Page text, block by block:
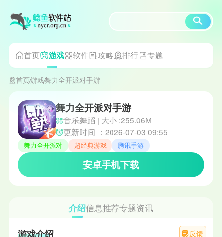
首页 游戏 软件 攻略 排行 专题
首页游戏舞力全开派对手游
舞力全开派对手游
音乐舞蹈 | 大小 :255.06M
更新时间 ：2026-07-03 09:55
舞力全开派对 超经典游戏 腾讯手游
安卓手机下载
介绍信息推荐专题资讯
反馈
游戏介绍